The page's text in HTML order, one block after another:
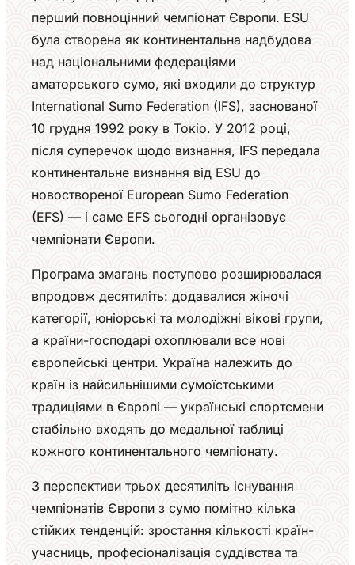
перший повноцінний чемпіонат Європи. ESU
була створена як континентальна надбудова
над національними федераціями
аматорського сумо, які входили до структур
International Sumo Federation (IFS), заснованої
10 грудня 1992 року в Токіо. У 2012 році,
після суперечок щодо визнання, IFS передала
континентальне визнання від ESU до
новоствореної European Sumo Federation
(EFS) — і саме EFS сьогодні організовує
чемпіонати Європи.
Програма змагань поступово розширювалася
впродовж десятиліть: додавалися жіночі
категорії, юніорські та молодіжні вікові групи,
а країни-господарі охоплювали все нові
європейські центри. Україна належить до
країн із найсильнішими сумоїстськими
традиціями в Європі — українські спортсмени
стабільно входять до медальної таблиці
кожного континентального чемпіонату.
З перспективи трьох десятиліть існування
чемпіонатів Європи з сумо помітно кілька
стійких тенденцій: зростання кількості країн-
учасниць, професіоналізація суддівства та